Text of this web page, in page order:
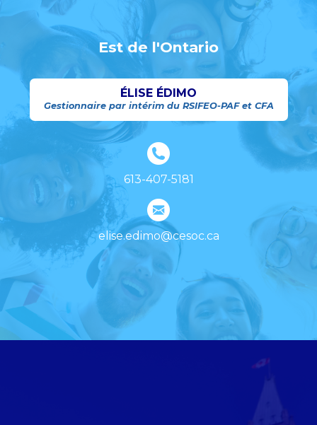
Est de l'Ontario
ÉLISE ÉDIMO
Gestionnaire par intérim du RSIFEO-PAF et CFA
613-407-5181
elise.edimo@cesoc.ca